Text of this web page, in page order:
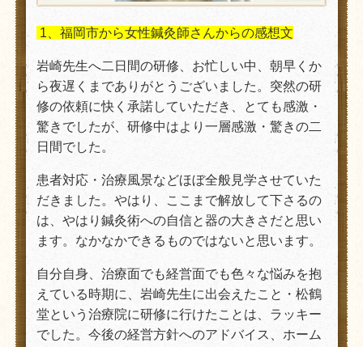
1、福岡市から女性鍼灸師さんからの感想文
岩崎先生へ二日間の研修、お忙しい中、朝早くか
ら夜遅くまでありがとうございました。突然の研
修の依頼に快く承諾していただき、とても感激・
驚きでしたが、研修中はより一層感激・驚きの二
日間でした。
患者対応・治療風景などほぼ全般見学させていた
だきました。やはり、ここまで解放して下さるの
は、やはり鍼灸術への自信と器の大きさだと思い
ます。なかなかできるものではないと思います。
自分自身、治療面でも経営面でも色々な悩みを抱
えている時期に、岩崎先生に出会えたこと・松鶴
堂という治療院に研修に行けたことは、ラッキー
でした。今後の経営方針へのアドバイス、ホーム